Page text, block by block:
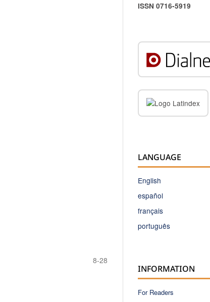
8-28
ISSN 0716-5919
LANGUAGE
English
español
français
português
INFORMATION
For Readers